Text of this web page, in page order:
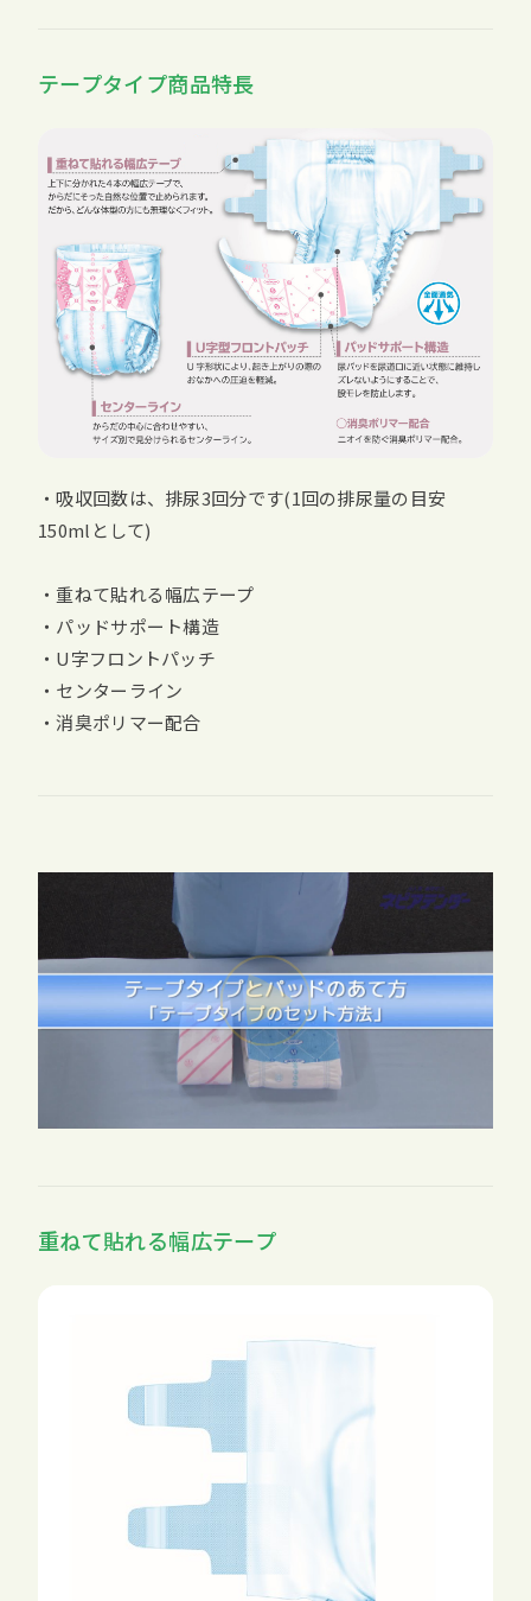
テープタイプ商品特長
・吸収回数は、排尿3回分です(1回の排尿量の目安
150mlとして)
・重ねて貼れる幅広テープ
・パッドサポート構造
・U字フロントパッチ
・センターライン
・消臭ポリマー配合
重ねて貼れる幅広テープ